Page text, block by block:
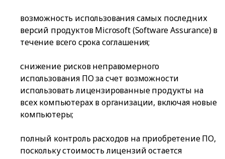
возможность использования самых последних
версий продуктов Microsoft (Software Assurance) в
течение всего срока соглашения;
снижение рисков неправомерного
использования ПО за счет возможности
использовать лицензированные продукты на
всех компьютерах в организации, включая новые
компьютеры;
полный контроль расходов на приобретение ПО,
поскольку стоимость лицензий остается